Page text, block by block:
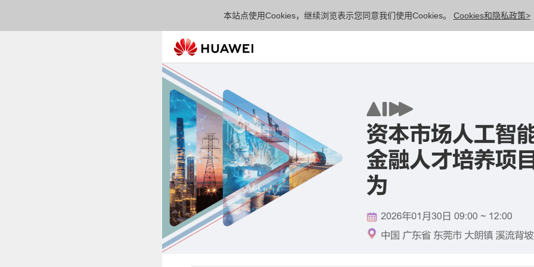
本站点使用Cookies，继续浏览表示您同意我们使用Cookies。 Cookies和隐私政策>